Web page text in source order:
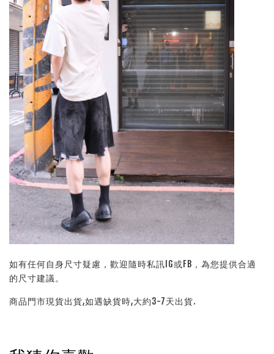
如有任何自身尺寸疑慮，歡迎隨時私訊IG或FB，為您提供合適
的尺寸建議。
商品門市現貨出貨,如遇缺貨時,大約3-7天出貨.